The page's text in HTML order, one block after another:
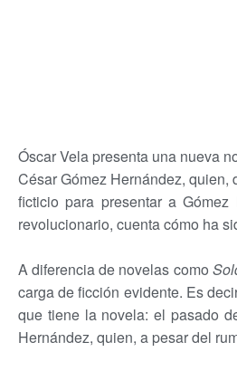
Óscar Vela presenta una nueva
César Gómez Hernández, quien,
ficticio para presentar a
revolucionario, cuenta cómo ha
A diferencia de novelas como
carga de ficción evidente. Es
que tiene la novela: el pasado
Hernández, quien, a pesar del